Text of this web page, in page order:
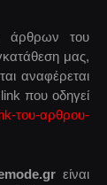
άρθρων του
μας,
αναφέρεται
που οδηγεί
του-αρθρου-
είναι